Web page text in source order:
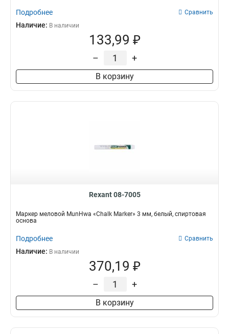
Подробнее Сравнить
Наличие: В наличии
133,99 ₽
– +
В корзину
Rexant 08-7005
Маркер меловой MunHwa «Chalk Marker» 3 мм, белый, спиртовая
основа
Подробнее Сравнить
Наличие: В наличии
370,19 ₽
– +
В корзину